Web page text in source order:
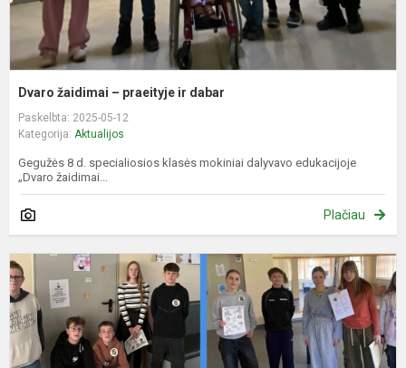
Dvaro žaidimai – praeityje ir dabar
Paskelbta: 2025-05-12
Kategorija: Aktualijos
Gegužės 8 d. specialiosios klasės mokiniai dalyvavo edukacijoje
„Dvaro žaidimai...
Plačiau